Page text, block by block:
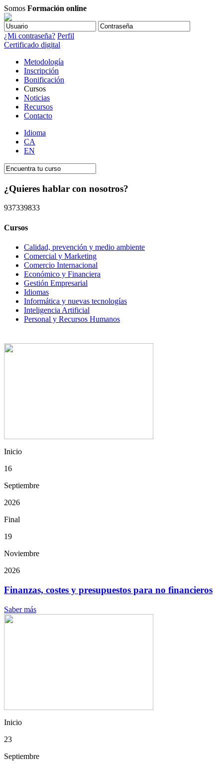
Somos Formación online
¿Mi contraseña? Perfil
Certificado digital
Metodología
Inscripción
Bonificación
Cursos
Noticias
Recursos
Contacto
Idioma
CA
EN
¿Quieres hablar con nosotros?
937339833
Cursos
Calidad, prevención y medio ambiente
Comercial y Marketing
Comercio Internacional
Económico y Financiera
Gestión Empresarial
Idiomas
Informática y nuevas tecnologías
Inteligencia Artificial
Personal y Recursos Humanos
Inicio
16
Septiembre
2026
Final
19
Noviembre
2026
Finanzas, costes y presupuestos para no financieros
Saber más
Inicio
23
Septiembre